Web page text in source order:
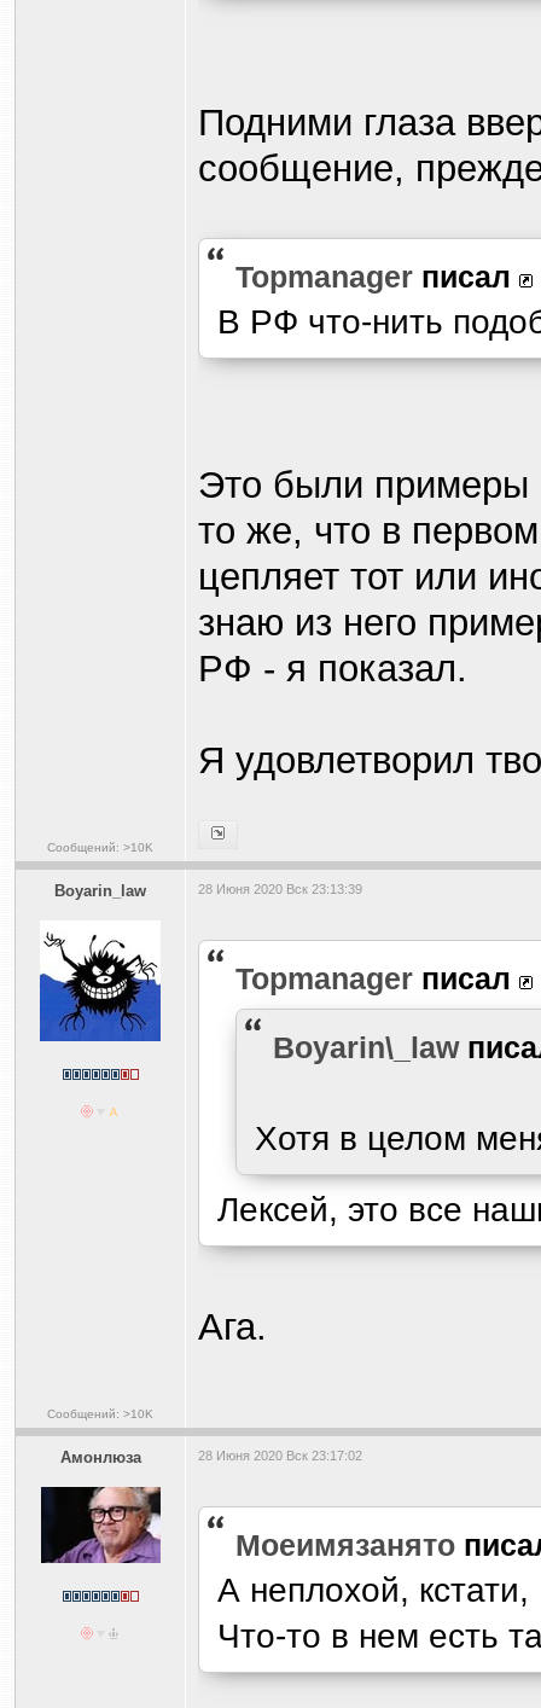
Сообщений: >10K
Подними глаза
сообщение,
Topmanager писал
В РФ что-нить
Это были примеры
то же, что в
цепляет тот или
знаю из него
РФ - я показал.
Я удовлетворил
Boyarin_law
Сообщений: >10K
28 Июня 2020 Вск 23:13:39
Topmanager писал
Boyarin\_law
Хотя в целом
Лексей, это все
Ага.
Амонлюза 28 Июня 2020 Вск 23:17:02
Моеимязанято
А неплохой,
Что-то в нем есть